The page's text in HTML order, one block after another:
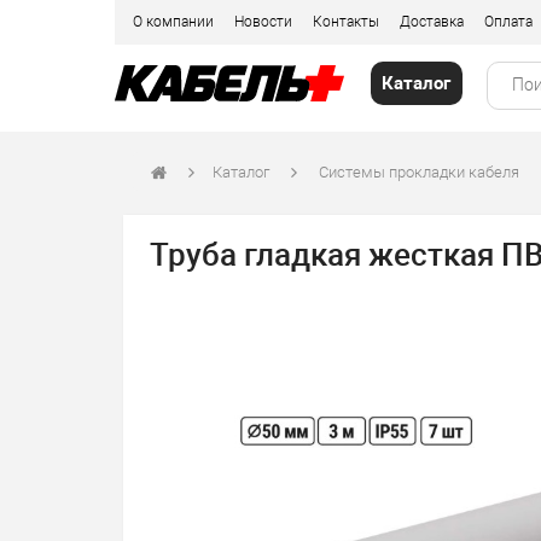
О компании Новости Контакты Доставка Оплата
Каталог
Каталог Системы прокладки кабеля
Труба гладкая жесткая